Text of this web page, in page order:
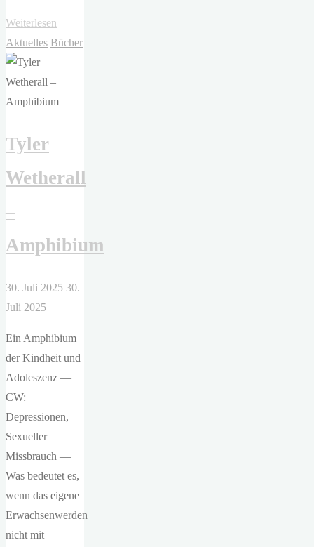
Weiterlesen
Sauer
Leben
Aktuelles Bücher
Tyler
Wetherall
–
Amphibium
30. Juli 2025 30.
Juli 2025
Ein Amphibium
der Kindheit und
Adoleszenz —
CW:
Depressionen,
Sexueller
Missbrauch —
Was bedeutet es,
wenn das eigene
Erwachsenwerden
nicht mit